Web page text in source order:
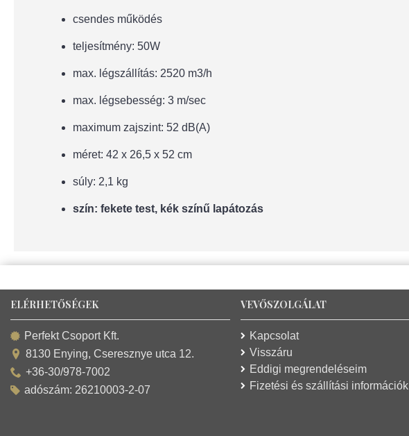
csendes működés
teljesítmény: 50W
max. légszállítás: 2520 m3/h
max. légsebesség: 3 m/sec
maximum zajszint: 52 dB(A)
méret: 42 x 26,5 x 52 cm
súly: 2,1 kg
szín: fekete test, kék színű lapátozás
ELÉRHETŐSÉGEK
Perfekt Csoport Kft.
8130 Enying, Cseresznye utca 12.
+36-30/978-7002
adószám: 26210003-2-07
VEVŐSZOLGÁLAT
Kapcsolat
Visszáru
Eddigi megrendeléseim
Fizetési és szállítási információk